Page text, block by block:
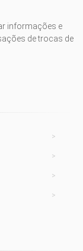
informações e
de trocas de